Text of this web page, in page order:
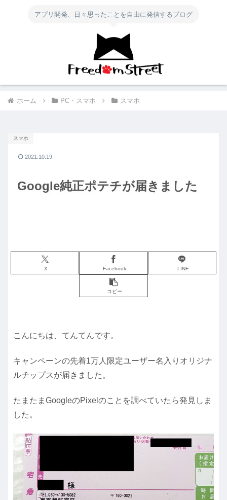
アプリ開発、日々思ったことを自由に発信するブログ
ホーム PC・スマホ スマホ
Google純正ポテチが届きました
スマホ
X Facebook LINE
コピー
2021.10.19
こんにちは、てんてんです。
キャンペーンの先着1万人限定ユーザー名入りオリジナ
ルチップスが届きました。
たまたまGoogleのPixelのことを調べていたら発見しま
した。